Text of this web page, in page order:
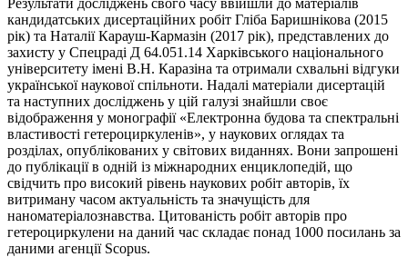
кандидатських дисертаційних робіт Гліба Баришнікова (2015
рік) та Наталії Карауш-Кармазін (2017 рік), представлених до
захисту у Спецраді Д 64.051.14 Харківського національного
університету імені В.Н. Каразіна та отримали схвальні відгуки
української наукової спільноти. Надалі матеріали дисертацій
та наступних досліджень у цій галузі знайшли своє
відображення у монографії «Електронна будова та спектральні
властивості гетероциркуленів», у наукових оглядах та
розділах, опублікованих у світових виданнях. Вони запрошені
до публікації в одній із міжнародних енциклопедій, що
свідчить про високий рівень наукових робіт авторів, їх
витриману часом актуальність та значущість для
наноматеріалознавства. Цитованість робіт авторів про
гетероциркулени на даний час складає понад 1000 посилань за
даними агенції Scopus.